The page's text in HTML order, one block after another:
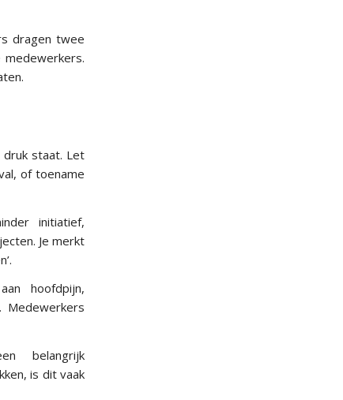
dragen twee
staat. Let
of toename
initiatief,
Je merkt
hoofdpijn,
Medewerkers
belangrijk
is dit vaak